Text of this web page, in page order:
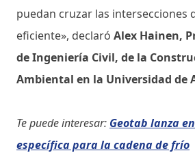
puedan cruzar las intersecciones
eficiente», declaró Alex Hainen,
de Ingeniería Civil, de la
Ambiental en la Universidad de
Te puede interesar: Geotab lanza
específica para la cadena de frío